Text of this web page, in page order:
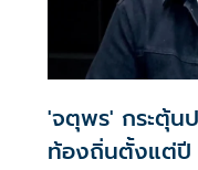
'จตุพร' กระตุ้น
ท้องถิ่นตั้งแต่ปี